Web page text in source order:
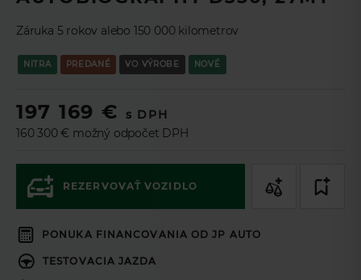
Záruka 5 rokov alebo 150 000 kilometrov
NITRA PREDANÉ VO VÝROBE NOVÉ
197 169 €
s DPH
160 300 € možný odpočet DPH
REZERVOVAŤ VOZIDLO
PONUKA FINANCOVANIA OD JP AUTO
TESTOVACIA JAZDA
Zaujala Vás táto ponuka? Pomocou Leasingového asistenta TL
si môžete nezáväzne navrhnúť ponuku na mieru a v prípade
vyplňte prosím formulár.
Podnikateľ Spotrebiteľ